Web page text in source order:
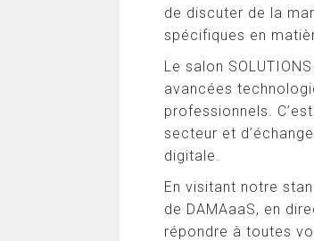
de discuter de la
spécifiques en
Le salon
avancées
professionnels.
secteur et
digitale.
En visitant notre
de DAMAaaS, en
répondre à toutes